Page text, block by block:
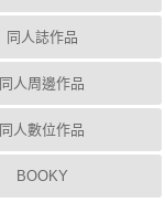
同人誌作品
同人周邊作品
同人數位作品
BOOKY